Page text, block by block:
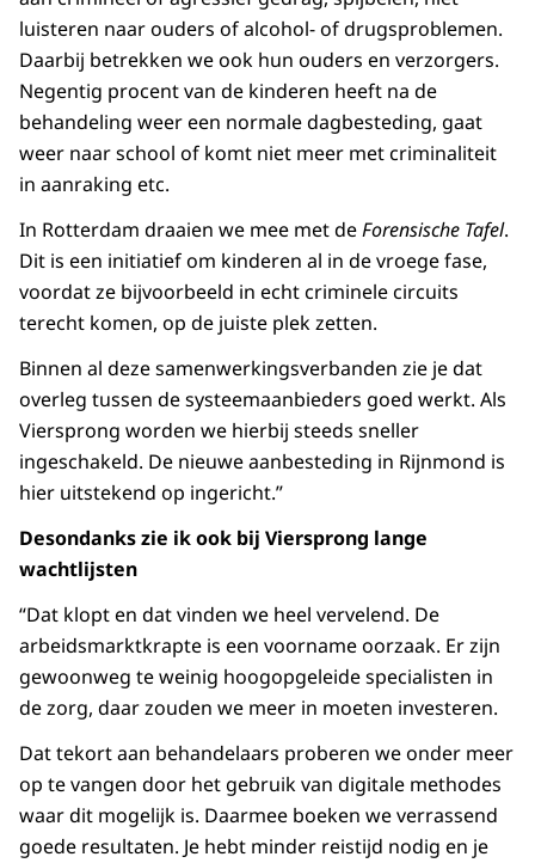
luisteren naar ouders of alcohol- of drugsproblemen.
Daarbij betrekken we ook hun ouders en verzorgers.
Negentig procent van de kinderen heeft na de
behandeling weer een normale dagbesteding, gaat
weer naar school of komt niet meer met criminaliteit
in aanraking etc.
In Rotterdam draaien we mee met deForensische Tafel.
Dit is een initiatief om kinderen al in de vroege fase,
voordat ze bijvoorbeeld in echt criminele circuits
terecht komen, op de juiste plek zetten.
Binnen al deze samenwerkingsverbanden zie je dat
overleg tussen de systeemaanbieders goed werkt. Als
Viersprong worden we hierbij steeds sneller
ingeschakeld. De nieuwe aanbesteding in Rijnmond is
hier uitstekend op ingericht.”
Desondanks zie ik ook bij Viersprong lange
wachtlijsten
“Dat klopt en dat vinden we heel vervelend. De
arbeidsmarktkrapte is een voorname oorzaak. Er zijn
gewoonweg te weinig hoogopgeleide specialisten in
de zorg, daar zouden we meer in moeten investeren.
Dat tekort aan behandelaars proberen we onder meer
op te vangen door het gebruik van digitale methodes
waar dit mogelijk is. Daarmee boeken we verrassend
goede resultaten. Je hebt minder reistijd nodig en je